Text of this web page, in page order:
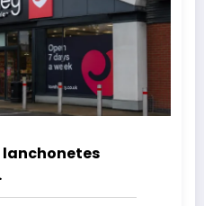
lanchonetes